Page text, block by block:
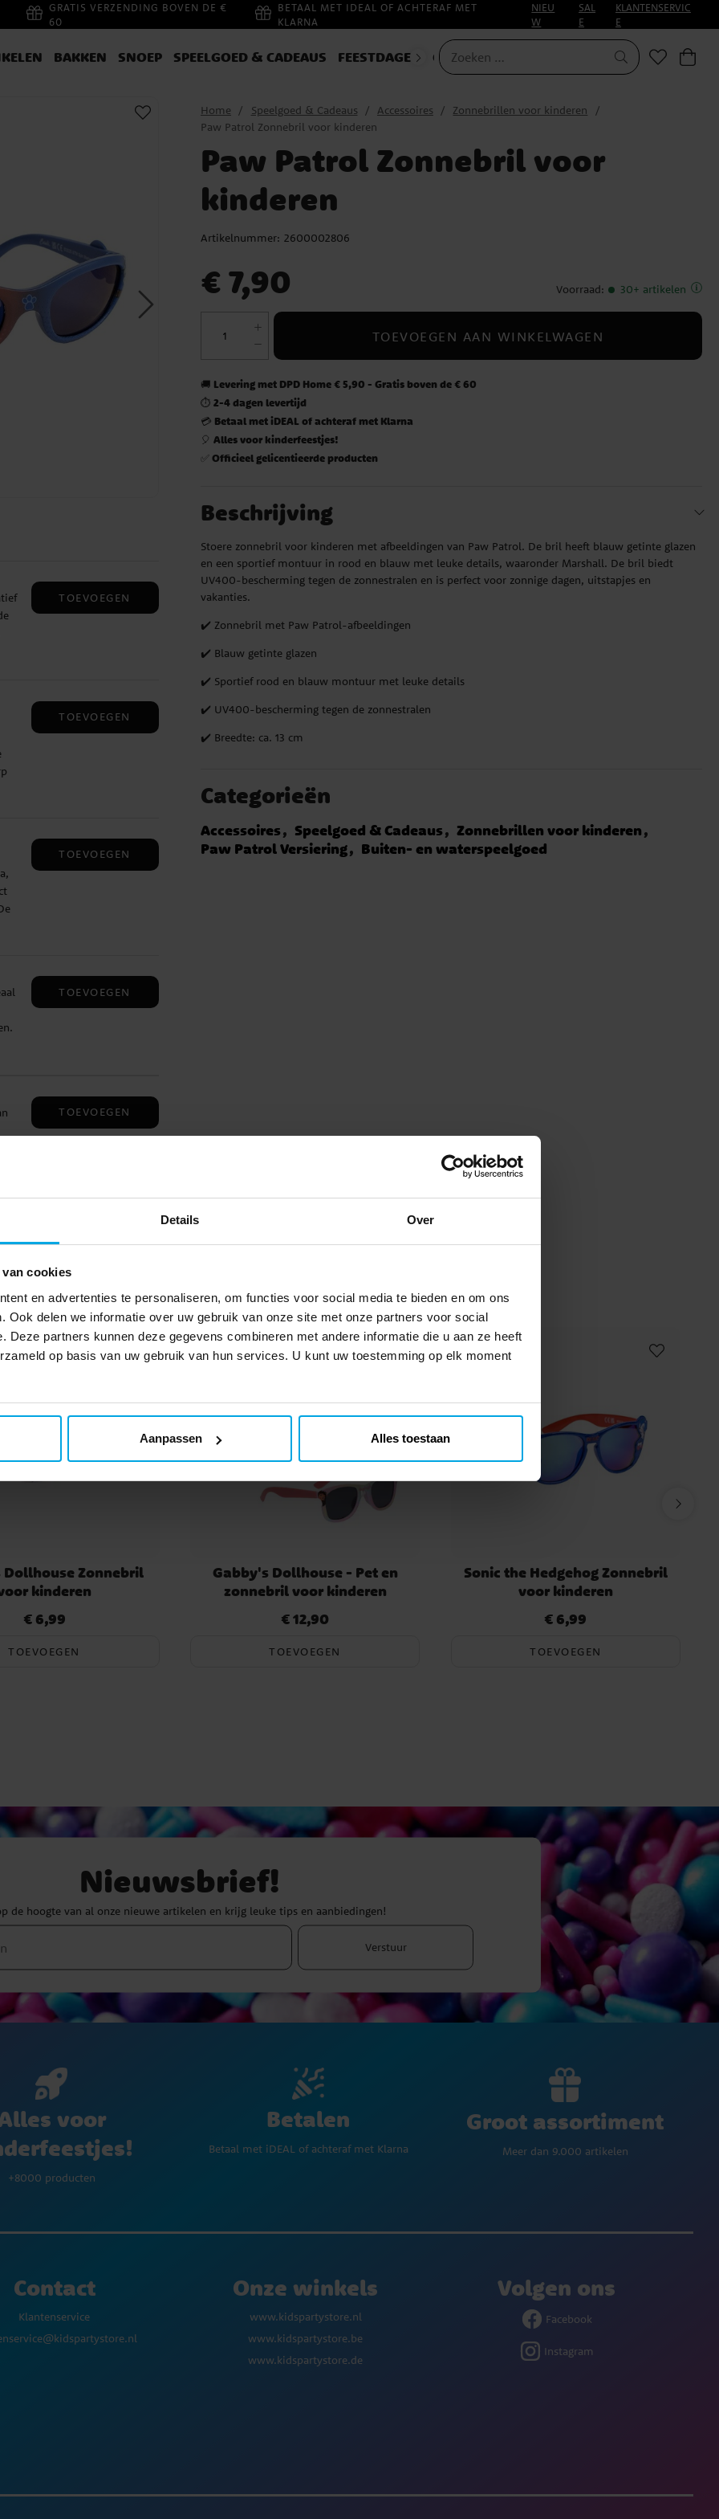
Details Over
cookies
en advertenties te personaliseren, om functies voor social media te bieden en om ons
Ook delen we informatie over uw gebruik van onze site met onze partners voor social
Deze partners kunnen deze gegevens combineren met andere informatie die u aan ze heeft
op basis van uw gebruik van hun services. U kunt uw toestemming op elk moment
Aanpassen Alles toestaan
GRATIS VERZENDING BOVEN DE €
60
BETAAL MET IDEAL OF ACHTERAF MET
KLARNA
NIEU
W
SAL
E
KLANTENSERVIC
E
BAKKEN SNOEP SPEELGOED & CADEAUS FEESTDAGEN CARNAVAL
TOEVOEGEN
TOEVOEGEN
TOEVOEGEN
TOEVOEGEN
TOEVOEGEN
Home Speelgoed & Cadeaus Accessoires
Zonnebrillen voor kinderen
Paw Patrol Zonnebril voor kinderen
Paw Patrol Zonnebril voor
kinderen
Artikelnummer: 2600002806
€ 7,90 Voorraad: 30+ artikelen
TOEVOEGEN AAN WINKELWAGEN
🚚 Levering met DPD Home € 5,90 - Gratis boven de € 60
⏱️2-4 dagen levertijd
💳 Betaal met iDEAL of achteraf met Klarna
🎈Alles voor kinderfeestjes!
✅Officieel gelicentieerde producten
Beschrijving
Stoere zonnebril voor kinderen met afbeeldingen van Paw Patrol. De bril heeft blauw getinte glazen
en een sportief montuur in rood en blauw met leuke details, waaronder Marshall. De bril biedt
UV400-bescherming tegen de zonnestralen en is perfect voor zonnige dagen, uitstapjes en
vakanties.
✔️ Zonnebril met Paw Patrol-afbeeldingen
✔️ Blauw getinte glazen
✔️ Sportief rood en blauw montuur met leuke details
✔️ UV400-bescherming tegen de zonnestralen
✔️ Breedte: ca. 13 cm
Categorieën
Accessoires Speelgoed & Cadeaus
Zonnebrillen voor kinderen
Paw Patrol Versiering
Buiten- en waterspeelgoed
Anderen kochten ook
Dollhouse Zonnebril
kinderen
Prijs:€ 6,99
€ 6,99
TOEVOEGEN
Gabby's Dollhouse - Pet en
zonnebril voor kinderen
Prijs:€ 12,90
€ 12,90
TOEVOEGEN
Sonic the Hedgehog Zonnebril
voor kinderen
Prijs:€ 6,99
€ 6,99
TOEVOEGEN
Nieuwsbrief!
de hoogte van al onze nieuwe artikelen en krijg leuke tips en aanbiedingen!
Verstuur
voor
+8000 producten
Betalen
Betaal met iDEAL of achteraf met Klarna
Groot assortiment
Meer dan 9.000 artikelen
Contact
Klantenservice
Onze winkels
www.kidspartystore.nl
www.kidspartystore.be
www.kidspartystore.de
Volgen ons
Facebook
Instagram